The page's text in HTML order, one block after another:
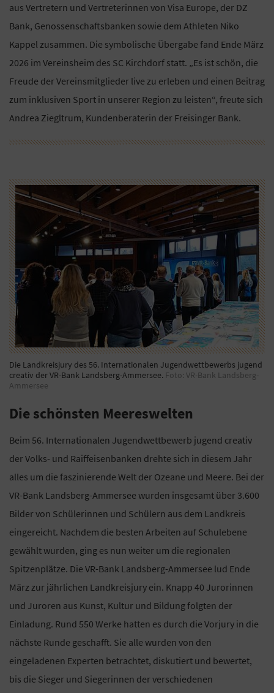
aus Vertretern und Vertreterinnen von Visa Europe, der DZ
Bank, Genossenschaftsbanken sowie dem Athleten Niko
Kappel zusammen. Die symbolische Übergabe fand Ende März
2026 im Vereinsheim des SC Kirchdorf statt. „Es ist schön, die
Freude der Vereinsmitglieder live zu erleben und einen Beitrag
zum inklusiven Sport in unserer Region zu leisten“, freute sich
Andrea Ziegltrum, Kundenberaterin der Freisinger Bank.
Die Landkreisjury des 56. Internationalen Jugendwettbewerbs jugend
creativ der VR-Bank Landsberg-Ammersee. Foto: VR-Bank Landsberg-
Ammersee
Die schönsten Meereswelten
Beim 56. Internationalen Jugendwettbewerb jugend creativ
der Volks- und Raiffeisenbanken drehte sich in diesem Jahr
alles um die faszinierende Welt der Ozeane und Meere. Bei der
VR-Bank Landsberg-Ammersee wurden insgesamt über 3.600
Bilder von Schülerinnen und Schülern aus dem Landkreis
eingereicht. Nachdem die besten Arbeiten auf Schulebene
gewählt wurden, ging es nun weiter um die regionalen
Spitzenplätze. Die VR-Bank Landsberg-Ammersee lud Ende
März zur jährlichen Landkreisjury ein. Knapp 40 Jurorinnen
und Juroren aus Kunst, Kultur und Bildung folgten der
Einladung. Rund 550 Werke hatten es durch die Vorjury in die
nächste Runde geschafft. Sie alle wurden von den
eingeladenen Experten betrachtet, diskutiert und bewertet,
bis die Sieger und Siegerinnen der verschiedenen